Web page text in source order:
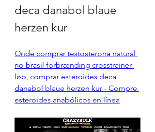
deca danabol blaue
herzen kur
Onde comprar testosterona natural
no brasil forbrænding crosstrainer
løb, comprar esteroides deca
danabol blaue herzen kur - Compre
esteroides anabólicos en línea